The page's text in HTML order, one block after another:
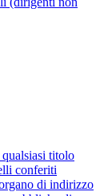
titolo
conferiti
di indirizzo